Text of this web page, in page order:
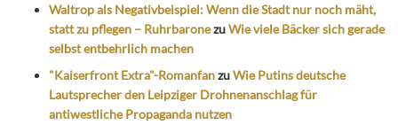
Waltrop als Negativbeispiel: Wenn die Stadt nur noch mäht,
statt zu pflegen – RuhrbaronezuWie viele Bäcker sich gerade
selbst entbehrlich machen
"Kaiserfront Extra"-RomanfanzuWie Putins deutsche
Lautsprecher den Leipziger Drohnenanschlag für
antiwestliche Propaganda nutzen